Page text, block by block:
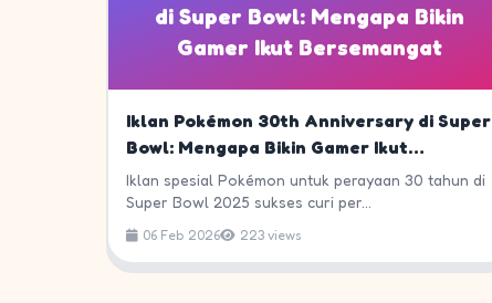
di Super Bowl: Mengapa Bikin
Gamer Ikut Bersemangat
Iklan Pokémon 30th Anniversary di Super
Bowl: Mengapa Bikin Gamer Ikut
Bersemangat
Iklan spesial Pokémon untuk perayaan 30 tahun di
Super Bowl 2025 sukses curi per...
06 Feb 2026 223 views